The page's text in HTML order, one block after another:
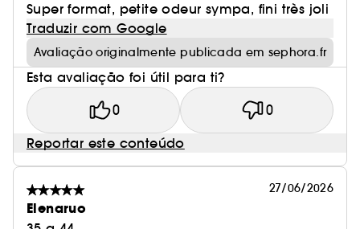
Super format, petite odeur sympa, fini très joli
Traduzir com Google
Avaliação originalmente publicada em sephora.fr
Esta avaliação foi útil para ti?
0 0
Reportar este conteúdo
27/06/2026
Elenaruo